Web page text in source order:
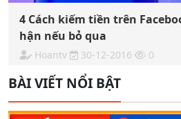
4 Cách kiếm tiền trên
hận nếu bỏ qua
Hoantv 30-12-2016 0
BÀI VIẾT NỔI BẬT